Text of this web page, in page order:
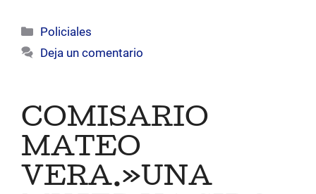
Categorías
Policiales
Deja un comentario
COMISARIO
MATEO
VERA.»UNA